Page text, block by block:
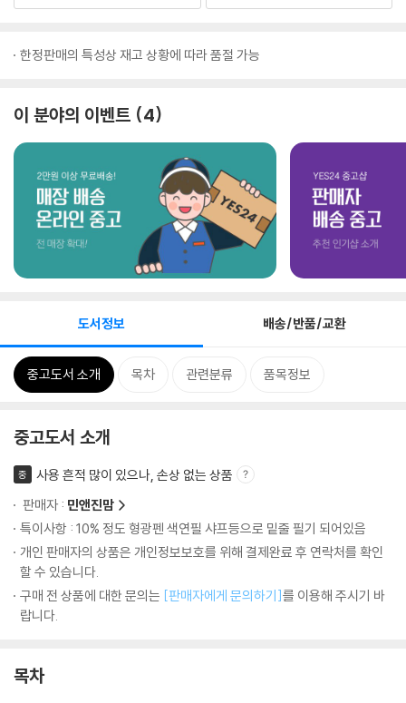
한정판매의 특성상 재고 상황에 따라 품절 가능
이 분야의 이벤트 4
도서정보 배송/반품/교환
중고도서 소개 목차 관련분류 품목정보
중고도서 소개
중
사용 흔적 많이 있으나, 손상 없는 상품
판매자 : 민앤진맘
특이사항 : 10% 정도 형광펜 색연필 샤프등으로 밑줄 필기 되어있음
개인 판매자의 상품은 개인정보보호를 위해 결제완료 후 연락처를 확인
할 수 있습니다.
구매 전 상품에 대한 문의는 [판매자에게 문의하기]를 이용해 주시기 바
랍니다.
목차